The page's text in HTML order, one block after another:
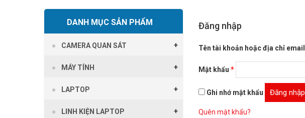
Đăng nhập
Tên tài khoản hoặc địa chỉ email
Mật khẩu *
Ghi nhớ mật khẩu Đăng nhập
Quên mật khẩu?
DANH MỤC SẢN PHẨM
CAMERA QUAN SÁT
MÁY TÍNH
LAPTOP
LINH KIỆN LAPTOP